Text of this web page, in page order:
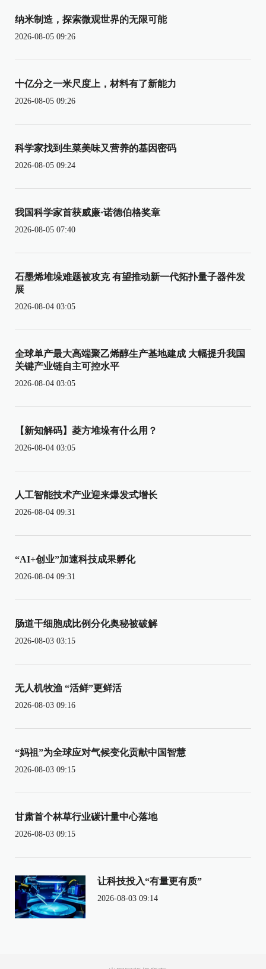
纳米制造，探索微观世界的无限可能
2026-08-05 09:26
十亿分之一米尺度上，材料有了新能力
2026-08-05 09:26
科学家找到生菜美味又营养的基因密码
2026-08-05 09:24
我国科学家首获威廉·诺德伯格奖章
2026-08-05 07:40
石墨烯堆垛难题被攻克 有望推动新一代拓扑量子器件发
展
2026-08-04 03:05
全球单产最大高端聚乙烯醇生产基地建成 大幅提升我国
关键产业链自主可控水平
2026-08-04 03:05
【新知解码】菱方堆垛有什么用？
2026-08-04 03:05
人工智能技术产业迎来爆发式增长
2026-08-04 09:31
“AI+创业”加速科技成果孵化
2026-08-04 09:31
肠道干细胞成比例分化奥秘被破解
2026-08-03 03:15
无人机牧渔 “活鲜”更鲜活
2026-08-03 09:16
“妈祖”为全球应对气候变化贡献中国智慧
2026-08-03 09:15
甘肃首个林草行业碳计量中心落地
2026-08-03 09:15
让科技投入“有量更有质”
2026-08-03 09:14